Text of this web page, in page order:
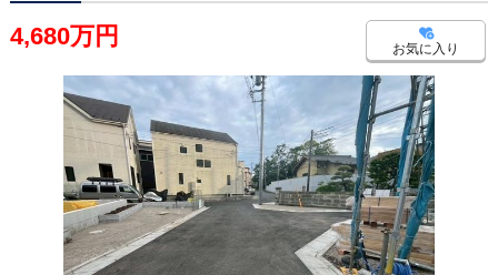
4,680万円 お気に入り